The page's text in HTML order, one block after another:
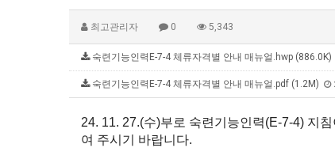
최고관리자 0 5,343
숙련기능인력E-7-4 체류자격별 안내 매뉴얼.hwp (886.0K)
숙련기능인력E-7-4 체류자격별 안내 매뉴얼.pdf (1.2M)
24. 11. 27.(수)부로 숙련기능인력(E-7-4) 지
여 주시기 바랍니다.